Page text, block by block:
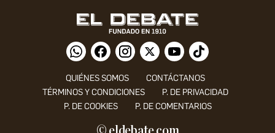
QUIÉNES SOMOS
CONTÁCTANOS
TÉRMINOS Y CONDICIONES
P. DE PRIVACIDAD
P. DE COOKIES
P. DE COMENTARIOS